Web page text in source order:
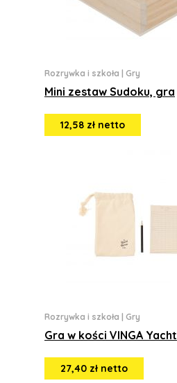
Rozrywka i szkoła Gry
Mini zestaw Sudoku, gra
12,58 zł netto
Rozrywka i szkoła Gry
Gra w kości VINGA Yacht
27,40 zł netto